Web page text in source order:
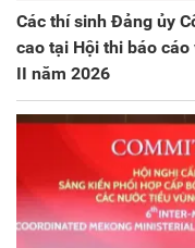
Các thí sinh Đảng ủy
cao tại Hội thi báo
II năm 2026